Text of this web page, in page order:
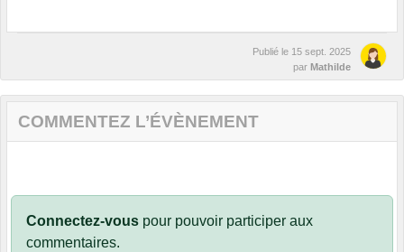
Publié le 15 sept. 2025
par Mathilde
COMMENTEZ L’ÉVÈNEMENT
Connectez-vous pour pouvoir participer aux
commentaires.